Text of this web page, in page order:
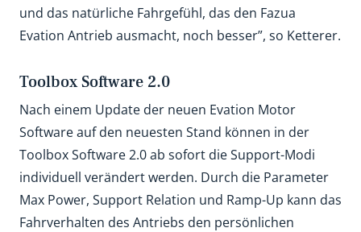
und das natürliche Fahrgefühl, das den Fazua
Evation Antrieb ausmacht, noch besser”, so Ketterer.
Toolbox Software 2.0
Nach einem Update der neuen Evation Motor
Software auf den neuesten Stand können in der
Toolbox Software 2.0 ab sofort die Support-Modi
individuell verändert werden. Durch die Parameter
Max Power, Support Relation und Ramp-Up kann das
Fahrverhalten des Antriebs den persönlichen